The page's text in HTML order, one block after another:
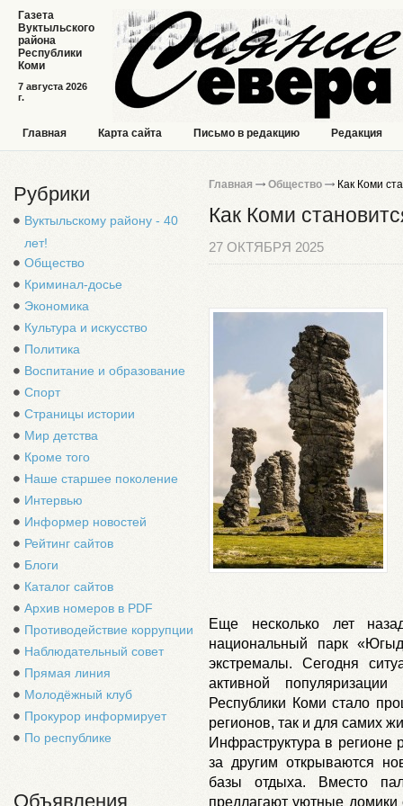
7 августа 2026
г.
Газета
Вуктыльского
района
Республики
Коми
Главная Карта сайта Письмо в редакцию Редакция
Рубрики
Вуктыльскому району - 40
лет!
Общество
Криминал-досье
Экономика
Культура и искусство
Политика
Воспитание и образование
Спорт
Страницы истории
Мир детства
Кроме того
Наше старшее поколение
Интервью
Информер новостей
Рейтинг сайтов
Блоги
Каталог сайтов
Архив номеров в PDF
Противодействие коррупции
Наблюдательный совет
Прямая линия
Молодёжный клуб
Прокурор информирует
По республике
Объявления
Главная Общество Как Коми
Как Коми
27 ОКТЯБРЯ 2025
Еще несколько лет
национальный парк
экстремалы. Сегодня
активной популяризации
Республики Коми стало
регионов, так и для самих
Инфраструктура в регионе
за другим открываются
базы отдыха. Вместо
предлагают уютные